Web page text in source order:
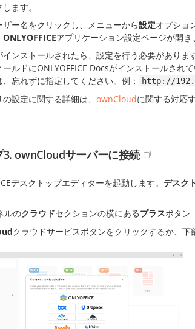
ます。
ー名をクリックし、メニューから設定オプショ
ONLYOFFICEアプリケーション設定ページが開き
インストールされたら、設定を行う必要がありま
ールドにONLYOFFICE Docsがインストールされ
、忘れずに指定してください。例：
http://
設定に関する詳細は、 ownCloudに関する対応
3. ownCloudサーバーに接続
デスクトップエディターを起動します。 デスク
ルのクラウドセクションの横にあるプラスボタン
クラウドサービスボタンをクリックするか、下